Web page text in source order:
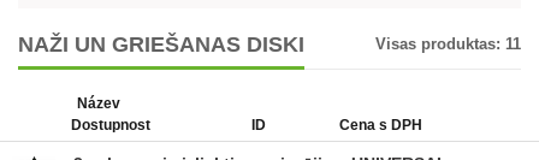
NAŽI UN GRIEŠANAS DISKI Visas produktas: 11
Název
Dostupnost
ID Cena s DPH